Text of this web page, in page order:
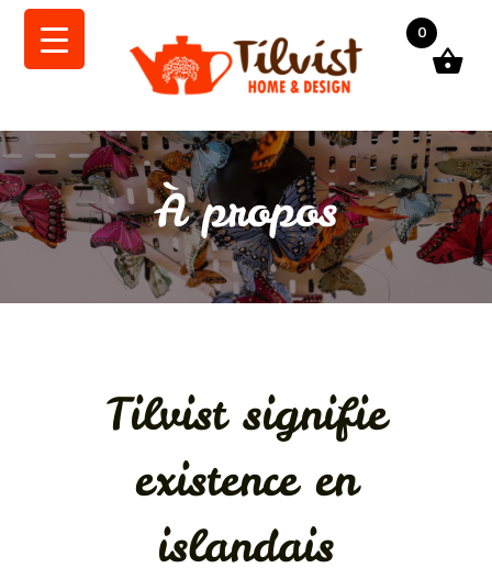
À propos
Tilvist signifie
existence en
islandais
0